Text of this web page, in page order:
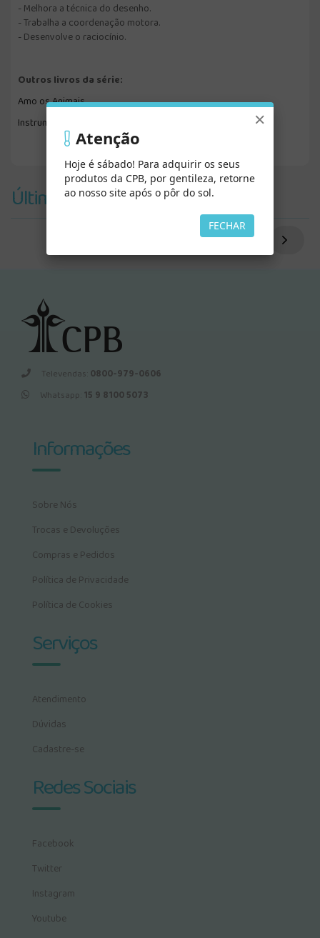
- Melhora a técnica do desenho.
- Trabalha a coordenação motora.
- Desenvolve o raciocínio.
Outros livros da série:
Amo os Animais
Instrumentos de Louvor
Últimos Vistos
Televendas: 0800-979-0606
Whatsapp: 15 9 8100 5073
Informações
Sobre Nós
Trocas e Devoluções
Compras e Pedidos
Política de Privacidade
Política de Cookies
Serviços
Atendimento
Dúvidas
Cadastre-se
Redes Sociais
Facebook
Twitter
Instagram
Youtube
×
Atenção
Hoje é sábado! Para adquirir os seus
produtos da CPB, por gentileza, retorne
ao nosso site após o pôr do sol.
FECHAR